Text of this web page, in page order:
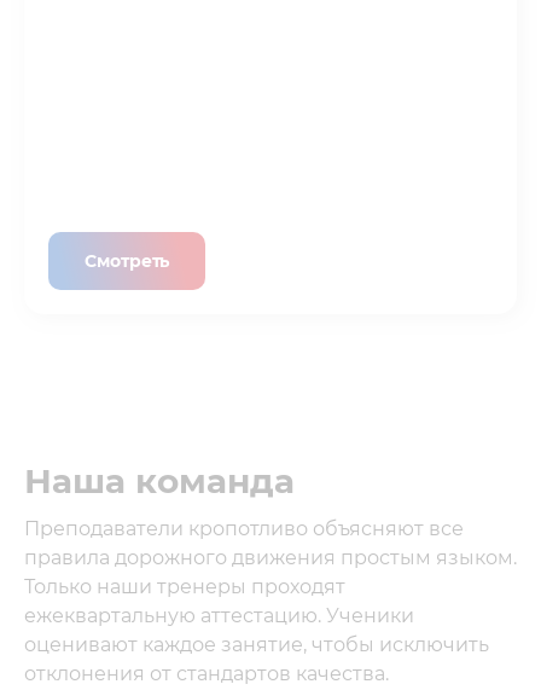
Смотреть
Наша команда
Преподаватели кропотливо объясняют все
правила дорожного движения простым языком.
Только наши тренеры проходят
ежеквартальную аттестацию. Ученики
оценивают каждое занятие, чтобы исключить
отклонения от стандартов качества.